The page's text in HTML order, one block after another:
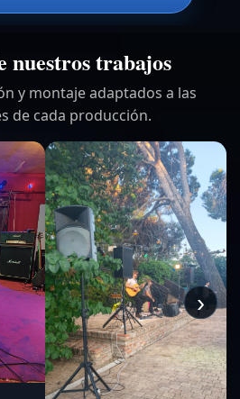
nuestros trabajos
y montaje adaptados a las
de cada producción.
›